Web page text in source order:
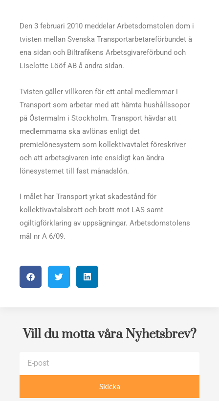
Den 3 februari 2010 meddelar Arbetsdomstolen dom i
tvisten mellan Svenska Transportarbetareförbundet å
ena sidan och Biltrafikens Arbetsgivareförbund och
Liselotte Lööf AB å andra sidan.
Tvisten gäller villkoren för ett antal medlemmar i
Transport som arbetar med att hämta hushållssopor
på Östermalm i Stockholm. Transport hävdar att
medlemmarna ska avlönas enligt det
premielönesystem som kollektivavtalet föreskriver
och att arbetsgivaren inte ensidigt kan ändra
lönesystemet till fast månadslön.
I målet har Transport yrkat skadestånd för
kollektivavtalsbrott och brott mot LAS samt
ogiltigförklaring av uppsägningar. Arbetsdomstolens
mål nr A 6/09.
Vill du motta våra Nyhetsbrev?
Skicka